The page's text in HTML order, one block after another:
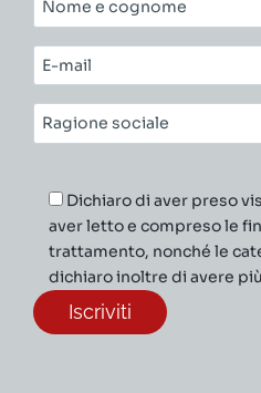
e
cognome*
E-
mail*
Ragione
sociale*
Dichiaro di aver preso
aver letto e compreso le
trattamento, nonché le
dichiaro inoltre di avere